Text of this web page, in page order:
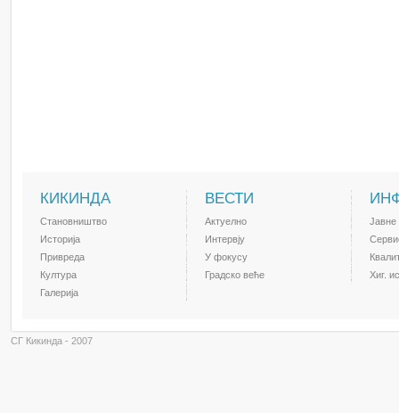
КИКИНДА
Становништво
Историја
Привреда
Култура
Галерија
ВЕСТИ
Актуелно
Интервју
У фокусу
Градско веће
Јавне
Хиг.
СГ Кикинда - 2007